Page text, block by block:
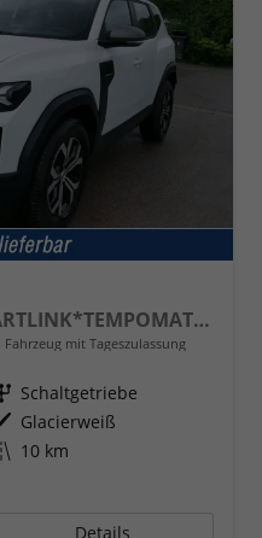
Expression TCe 130*SMARTLINK*TEMPOMAT*LED*PDC-KAMERA*SHZ*KLIMA*17-ZOLL
Fahrzeug mit Tageszulassung
Getriebe Schaltgetriebe
Außenfarbe Glacierweiß
Kilometerstand 10 km
Details